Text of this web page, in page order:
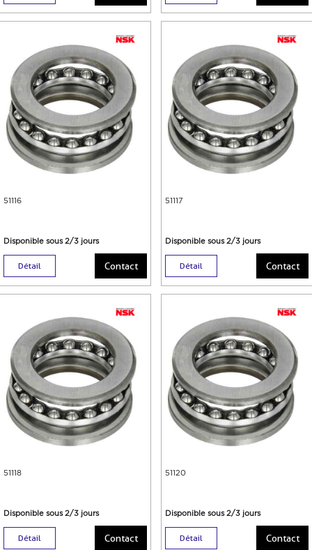
51116
Disponible sous 2/3 jours
Détail Contact
51117
Disponible sous 2/3 jours
Détail Contact
51118
Disponible sous 2/3 jours
Détail Contact
51120
Disponible sous 2/3 jours
Détail Contact